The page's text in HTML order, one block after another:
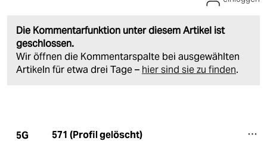
Die Kommentarfunktion unter diesem Artikel ist
geschlossen.
Wir öffnen die Kommentarspalte bei ausgewählten
Artikeln für etwa drei Tage – hier sind sie zu finden.
5G 571 (Profil gelöscht)